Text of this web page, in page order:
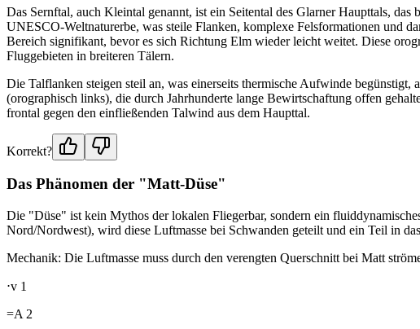
Das Sernftal, auch Kleintal genannt, ist ein Seitental des Glarner Haupttals,
UNESCO-Weltnaturerbe, was steile Flanken, komplexe Felsformationen und
Bereich signifikant, bevor es sich Richtung Elm wieder leicht weitet. Diese
Fluggebieten in breiteren Tälern.
Die Talflanken steigen steil an, was einerseits thermische Aufwinde begünstigt,
(orographisch links), die durch Jahrhunderte lange Bewirtschaftung offen
frontal gegen den einfließenden Talwind aus dem Haupttal.
Korrekt?
Das Phänomen der "Matt-Düse"
Die "Düse" ist kein Mythos der lokalen Fliegerbar, sondern ein
Nord/Nordwest), wird diese Luftmasse bei Schwanden geteilt und ein Teil in
Mechanik: Die Luftmasse muss durch den verengten Querschnitt bei Matt
⋅v 1 ​
=A 2 ​